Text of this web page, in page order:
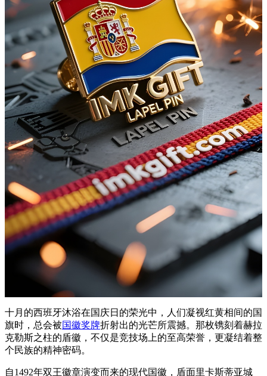
十月的西班牙沐浴在国庆日的荣光中，人们凝视红黄相间的国
旗时，总会被国徽奖牌折射出的光芒所震撼。那枚镌刻着赫拉
克勒斯之柱的盾徽，不仅是竞技场上的至高荣誉，更凝结着整
个民族的精神密码。
自1492年双王徽章演变而来的现代国徽，盾面里卡斯蒂亚城